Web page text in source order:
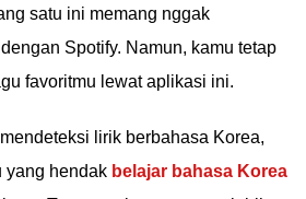
satu ini memang nggak
Spotify. Namun, kamu tetap
favoritmu lewat aplikasi ini.
lirik berbahasa Korea,
yang hendak belajar bahasa Korea